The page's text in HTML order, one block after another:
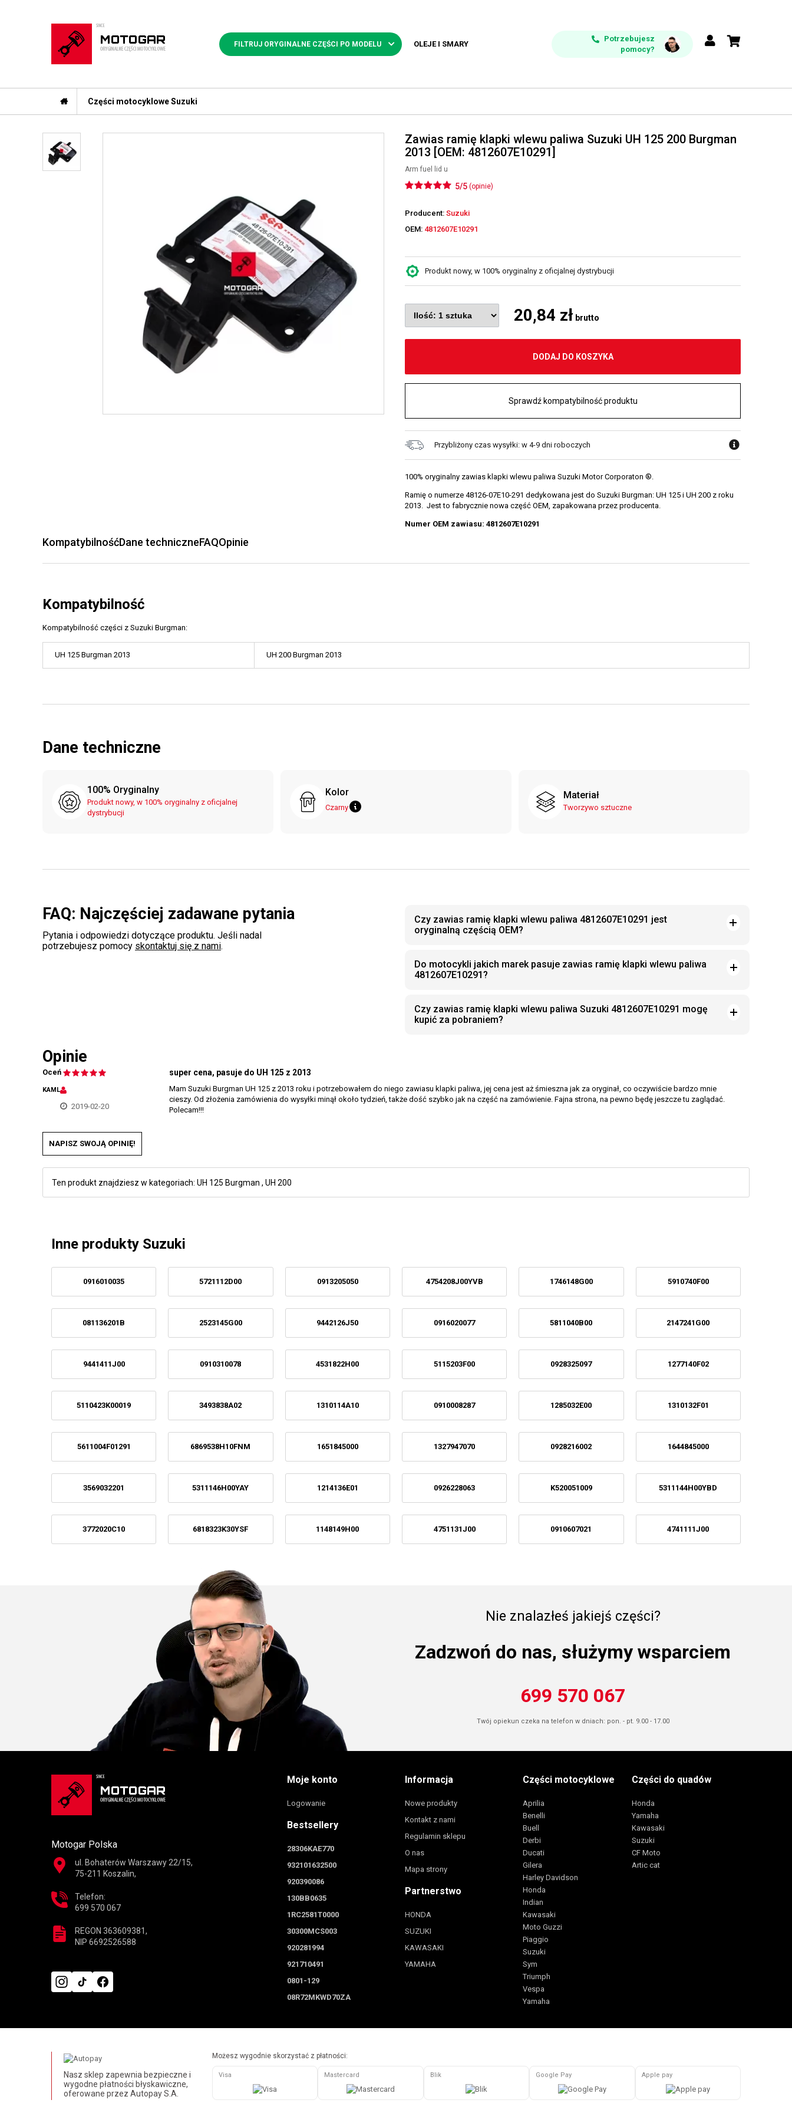
FILTRUJ ORYGINALNE CZĘŚCI PO MODELU OLEJE I SMARY
Potrzebujesz
pomocy?
Części motocyklowe Suzuki
Zawias ramię klapki wlewu paliwa Suzuki UH 125 200 Burgman
2013 [OEM: 4812607E10291]
Arm fuel lid u
5/5 (opinie)
Producent: Suzuki
OEM: 4812607E10291
Produkt nowy, w 100% oryginalny z oficjalnej dystrybucji
20,84 zł brutto
DODAJ DO KOSZYKA
Sprawdź kompatybilność produktu
Przybliżony czas wysyłki: w 4-9 dni roboczych
100% oryginalny zawias klapki wlewu paliwa Suzuki Motor Corporaton ®.
Ramię o numerze 48126-07E10-291 dedykowana jest do Suzuki Burgman: UH 125 i UH 200 z roku
2013. Jest to fabrycznie nowa część OEM, zapakowana przez producenta.
Numer OEM zawiasu: 4812607E10291
KompatybilnośćDane techniczneFAQOpinie
Kompatybilność
Kompatybilność części z Suzuki Burgman:
UH 125 Burgman 2013 UH 200 Burgman 2013
Dane techniczne
100% Oryginalny
Produkt nowy, w 100% oryginalny z oficjalnej
dystrybucji
Kolor
Czarny
Materiał
Tworzywo sztuczne
FAQ: Najczęściej zadawane pytania
Pytania i odpowiedzi dotyczące produktu. Jeśli nadal
potrzebujesz pomocy skontaktuj się z nami.
Czy zawias ramię klapki wlewu paliwa 4812607E10291 jest
oryginalną częścią OEM?
Do motocykli jakich marek pasuje zawias ramię klapki wlewu paliwa
4812607E10291?
Czy zawias ramię klapki wlewu paliwa Suzuki 4812607E10291 mogę
kupić za pobraniem?
Opinie
Oceń
KAML
2019-02-20
super cena, pasuje do UH 125 z 2013
Mam Suzuki Burgman UH 125 z 2013 roku i potrzebowałem do niego zawiasu klapki paliwa, jej cena jest aż śmieszna jak za oryginał, co oczywiście bardzo mnie
cieszy. Od złożenia zamówienia do wysyłki minął około tydzień, także dość szybko jak na część na zamówienie. Fajna strona, na pewno będę jeszcze tu zaglądać.
Polecam!!!
NAPISZ SWOJĄ OPINIĘ!
Ten produkt znajdziesz w kategoriach: UH 125 Burgman , UH 200
Inne produkty Suzuki
0916010035 5721112D00 0913205050 4754208J00YVB 1746148G00 5910740F00
081136201B 2523145G00 9442126J50 0916020077 5811040B00 2147241G00
9441411J00 0910310078 4531822H00 5115203F00 0928325097 1277140F02
5110423K00019 3493838A02 1310114A10 0910008287 1285032E00 1310132F01
5611004F01291 6869538H10FNM 1651845000 1327947070 0928216002 1644845000
3569032201 5311146H00YAY 1214136E01 0926228063 K520051009 5311144H00YBD
3772020C10 6818323K30YSF 1148149H00 4751131J00 0910607021 4741111J00
Nie znalazłeś jakiejś części?
Zadzwoń do nas, służymy wsparciem
699 570 067
Twój opiekun czeka na telefon w dniach: pon. - pt. 9.00 - 17.00
Motogar Polska
ul. Bohaterów Warszawy 22/15,
75-211 Koszalin,
Telefon:
699 570 067
REGON 363609381,
NIP 6692526588
Moje konto
Logowanie
Bestsellery
28306KAE770
932101632500
920390086
130BB0635
1RC2581T0000
30300MCS003
920281994
921710491
0801-129
08R72MKWD70ZA
Informacja
Nowe produkty
Kontakt z nami
Regulamin sklepu
O nas
Mapa strony
Partnerstwo
HONDA
SUZUKI
KAWASAKI
YAMAHA
Części motocyklowe
Aprilia
Benelli
Buell
Derbi
Ducati
Gilera
Harley Davidson
Honda
Indian
Kawasaki
Moto Guzzi
Piaggio
Suzuki
Sym
Triumph
Vespa
Yamaha
Części do quadów
Honda
Yamaha
Kawasaki
Suzuki
CF Moto
Artic cat
Nasz sklep zapewnia bezpieczne i
wygodne płatności błyskawiczne,
oferowane przez Autopay S.A.
Możesz wygodnie skorzystać z płatności:
Visa Mastercard Blik Google Pay Apple pay